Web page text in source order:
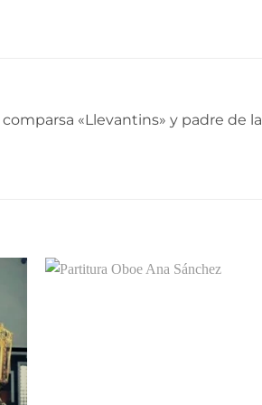
«Llevantins» y padre de la